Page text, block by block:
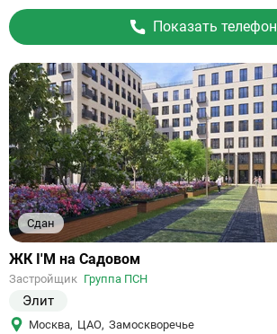
Показать телефон
Сдан
Ссылка
объект
ЖК I'M на Садовом
Застройщик Группа ПСН
Элит
Москва, ЦАО, Замоскворечье